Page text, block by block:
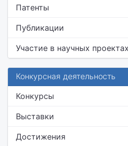
Патенты
Публикации
Участие в научных проектах
Конкурсная деятельность
Конкурсы
Выставки
Достижения